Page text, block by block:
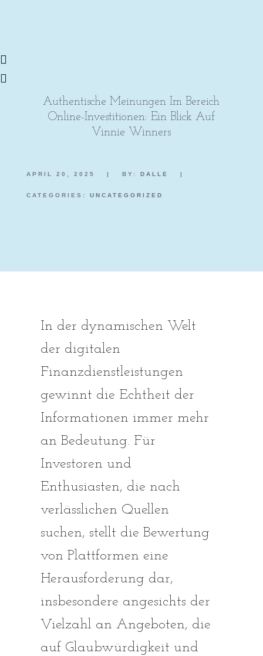
Authentische Meinungen Im Bereich
Online-Investitionen: Ein Blick Auf
Vinnie Winners
APRIL 20, 2025 | BY: DALLE |
CATEGORIES: UNCATEGORIZED
In der dynamischen Welt
der digitalen
Finanzdienstleistungen
gewinnt die Echtheit der
Informationen immer mehr
an Bedeutung. Für
Investoren und
Enthusiasten, die nach
verlässlichen Quellen
suchen, stellt die Bewertung
von Plattformen eine
Herausforderung dar,
insbesondere angesichts der
Vielzahl an Angeboten, die
auf Glaubwürdigkeit und